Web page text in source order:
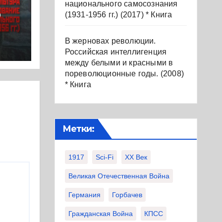
национального самосознания
(1931-1956 гг.) (2017) * Книга
В жерновах революции.
Российская интеллигенция
между белыми и красными в
пореволюционные годы. (2008)
* Книга
Метки:
1917 Sci-Fi XX Век
Великая Отечественная Война
Германия Горбачев
Гражданская Война КПСС